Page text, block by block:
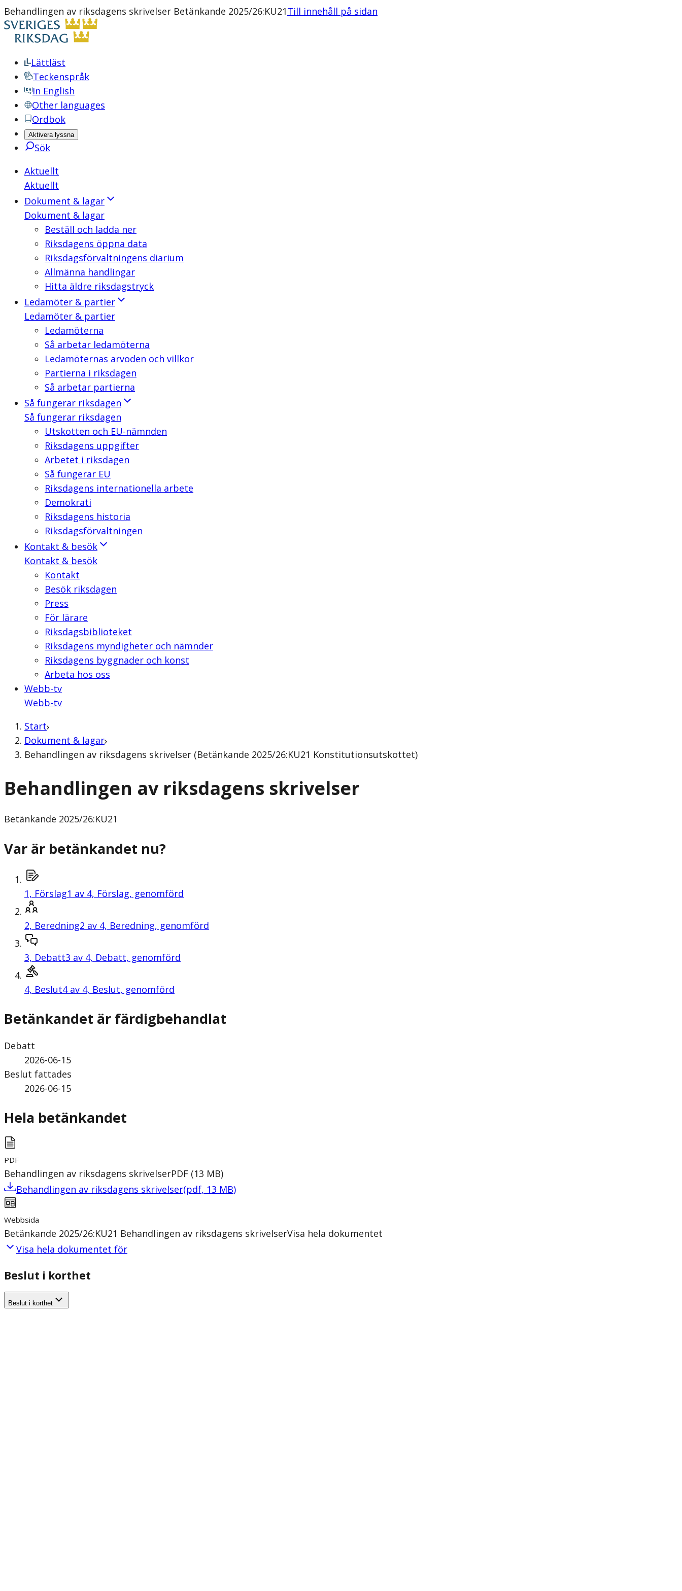
Behandlingen av riksdagens skrivelser Betänkande 2025/26:KU21Till innehåll på sidan
Lättläst
Teckenspråk
In English
Other languages
Ordbok
Aktivera lyssna
Sök
Aktuellt
Aktuellt
Dokument & lagar
Dokument & lagar
Beställ och ladda ner
Riksdagens öppna data
Riksdagsförvaltningens diarium
Allmänna handlingar
Hitta äldre riksdagstryck
Ledamöter & partier
Ledamöter & partier
Ledamöterna
Så arbetar ledamöterna
Ledamöternas arvoden och villkor
Partierna i riksdagen
Så arbetar partierna
Så fungerar riksdagen
Så fungerar riksdagen
Utskotten och EU-nämnden
Riksdagens uppgifter
Arbetet i riksdagen
Så fungerar EU
Riksdagens internationella arbete
Demokrati
Riksdagens historia
Riksdagsförvaltningen
Kontakt & besök
Kontakt & besök
Kontakt
Besök riksdagen
Press
För lärare
Riksdagsbiblioteket
Riksdagens myndigheter och nämnder
Riksdagens byggnader och konst
Arbeta hos oss
Webb-tv
Webb-tv
Start
Dokument & lagar
Behandlingen av riksdagens skrivelser (Betänkande 2025/26:KU21 Konstitutionsutskottet)
Behandlingen av riksdagens skrivelser
Betänkande 2025/26:KU21
Var är betänkandet nu?
1, Förslag1 av 4, Förslag, genomförd
2, Beredning2 av 4, Beredning, genomförd
3, Debatt3 av 4, Debatt, genomförd
4, Beslut4 av 4, Beslut, genomförd
Betänkandet är färdigbehandlat
Debatt
2026-06-15
Beslut fattades
2026-06-15
Hela betänkandet
PDF
Behandlingen av riksdagens skrivelserPDF (13 MB)
Behandlingen av riksdagens skrivelser(pdf, 13 MB)
Webbsida
Betänkande 2025/26:KU21 Behandlingen av riksdagens skrivelserVisa hela dokumentet
Visa hela dokumentet för
Beslut i korthet
Beslut i korthet